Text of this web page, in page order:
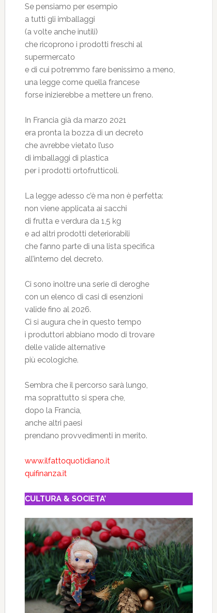
Se pensiamo per esempio
a tutti gli imballaggi
(a volte anche inutili)
che ricoprono i prodotti freschi al
supermercato
e di cui potremmo fare benissimo a meno,
una legge come quella francese
forse inizierebbe a mettere un freno.
In Francia già da marzo 2021
era pronta la bozza di un decreto
che avrebbe vietato l’uso
di imballaggi di plastica
per i prodotti ortofrutticoli.
La legge adesso c’è ma non è perfetta:
non viene applicata ai sacchi
di frutta e verdura da 1,5 kg
e ad altri prodotti deteriorabili
che fanno parte di una lista specifica
all’interno del decreto.
Ci sono inoltre una serie di deroghe
con un elenco di casi di esenzioni
valide fino al 2026.
Ci si augura che in questo tempo
i produttori abbiano modo di trovare
delle valide alternative
più ecologiche.
Sembra che il percorso sarà lungo,
ma soprattutto si spera che,
dopo la Francia,
anche altri paesi
prendano provvedimenti in merito.
www.ilfattoquotidiano.it
quifinanza.it
CULTURA & SOCIETA’